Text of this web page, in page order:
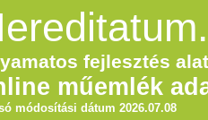
fejlesztés
műemlék
módosítási dátum 2026.07.08